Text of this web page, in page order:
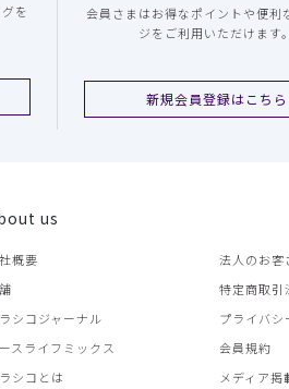
を
会員さまはお得なポイントや便利
ジをご利用いただけます。
新規会員登録はこちら
us
概要
シコジャーナル
スライフミックス
シコとは
法人のお客
特定商取引
プライバシ
会員規約
メディア掲